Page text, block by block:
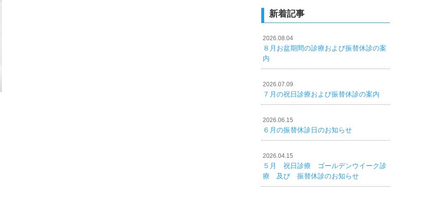
新着記事
2026.08.04
８月お盆期間の診療および振替休診の案
内
2026.07.09
７月の祝日診療および振替休診の案内
2026.06.15
６月の振替休診日のお知らせ
2026.04.15
５月 祝日診療 ゴールデンウイーク診
療 及び 振替休診のお知らせ